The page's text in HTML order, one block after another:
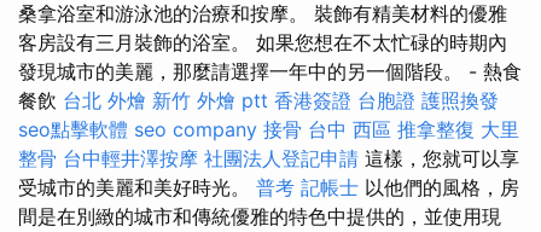
桑拿浴室和游泳池的治療和按摩。 裝飾有精美材料的優雅
客房設有三月裝飾的浴室。 如果您想在不太忙碌的時期內
發現城市的美麗，那麼請選擇一年中的另一個階段。 - 熱食
餐飲 台北 外燴 新竹 外燴 ptt 香港簽證 台胞證 護照換發
seo點擊軟體 seo company 接骨 台中 西區 推拿整復 大里
整骨 台中輕井澤按摩 社團法人登記申請 這樣，您就可以享
受城市的美麗和美好時光。 普考 記帳士 以他們的風格，房
間是在別緻的城市和傳統優雅的特色中提供的，並使用現